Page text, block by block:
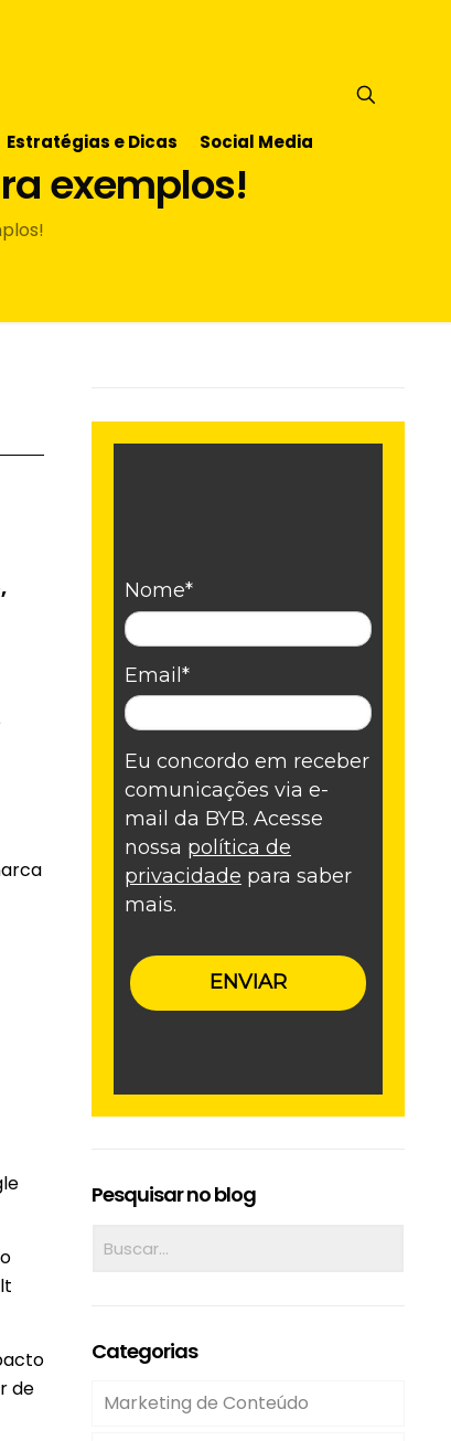
Estratégias e Dicas Social Media
exemplos!
de
Nome*
Email*
Eu concordo em receber
comunicações via e-
mail da BYB. Acesse
nossa política de
privacidade para saber
mais.
ENVIAR
Pesquisar no blog
Categorias
Marketing de Conteúdo